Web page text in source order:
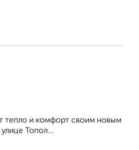
тепло и комфорт своим новым
Топол...